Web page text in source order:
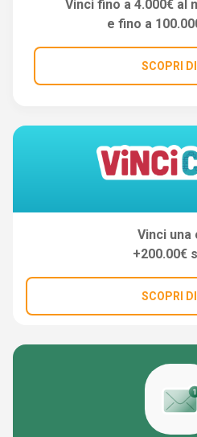
Vinci fino a 4.000€ al
e fino a
SCOPRI
Vinci una
+200.00€
SCOPRI